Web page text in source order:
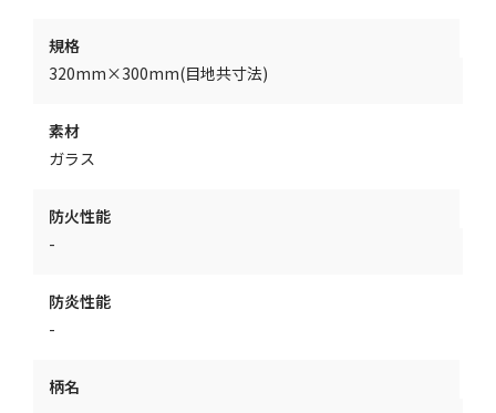
規格
320mm×300mm(目地共寸法)
素材
ガラス
防火性能
-
防炎性能
-
柄名